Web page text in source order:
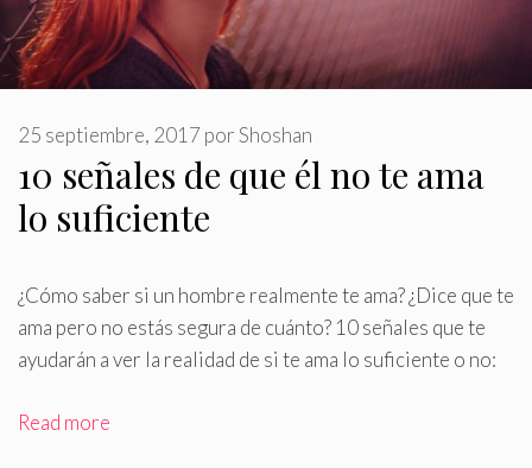
10 señales de que él no te ama
lo suficiente
25 septiembre, 2017 porShoshan
¿Cómo saber si un hombre realmente te ama? ¿Dice que te
ama pero no estás segura de cuánto? 10 señales que te
ayudarán a ver la realidad de si te ama lo suficiente o no:
Read more